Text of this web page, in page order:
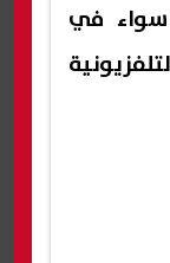
سواء في